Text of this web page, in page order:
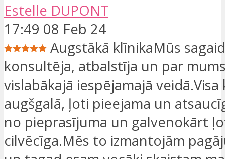
Estelle DUPONT
17:49 08 Feb 24
Augstākā klīnikaMūs
konsultēja, atbalstīja un par
vislabākajā iespējamajā
augšgalā, ļoti pieejama un
no pieprasījuma un galvenokārt
cilvēcīga.Mēs to izmantojām